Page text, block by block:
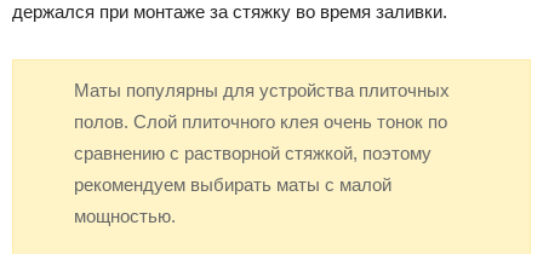
держался при монтаже за стяжку во время заливки.
Маты популярны для устройства плиточных
полов. Слой плиточного клея очень тонок по
сравнению с растворной стяжкой, поэтому
рекомендуем выбирать маты с малой
мощностью.